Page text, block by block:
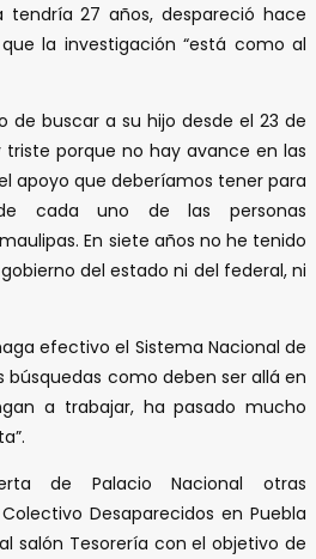
tendría 27 años, despareció hace
la investigación “está como al
de buscar a su hijo desde el 23 de
triste porque no hay avance en las
apoyo que deberíamos tener para
cada uno de las personas
En siete años no he tenido
del estado ni del federal, ni
efectivo el Sistema Nacional de
búsquedas como deben ser allá en
a trabajar, ha pasado mucho
de Palacio Nacional otras
Desaparecidos en Puebla
salón Tesorería con el objetivo de